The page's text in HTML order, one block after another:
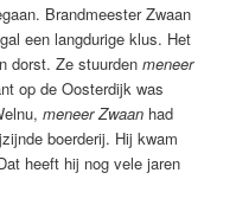
Brandmeester Zwaan
een langdurige klus. Het
dorst. Ze stuurdenmeneer
op de Oosterdijk was
meneer Zwaan had
boerderij. Hij kwam
heeft hij nog vele jaren